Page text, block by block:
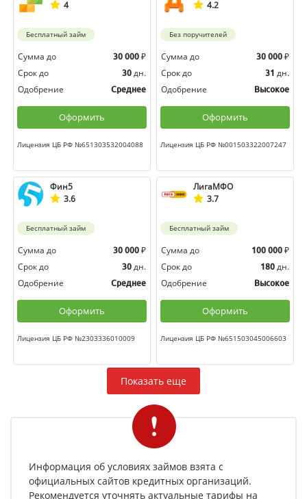
4
Бесплатный займ
Сумма до 30 000 ₽
Срок до
30 дн.
Одобрение
Среднее
Оформить
Лицензия ЦБ РФ №651303532004088
4.2
Без поручителей
Сумма до 30 000 ₽
Срок до
31 дн.
Одобрение
Высокое
Оформить
Лицензия ЦБ РФ №001503322007247
Фин5
3.6
Бесплатный займ
Сумма до 30 000 ₽
Срок до
30 дн.
Одобрение
Среднее
Оформить
Лицензия ЦБ РФ №2303336010009
ЛигаМФО
3.7
Бесплатный займ
Сумма до 100 000 ₽
Срок до
180 дн.
Одобрение
Высокое
Оформить
Лицензия ЦБ РФ №651503045006603
Показать еще
Информация об условиях займов взята с
официальных сайтов кредитных организаций.
Рекомендуется уточнять актуальные тарифы на